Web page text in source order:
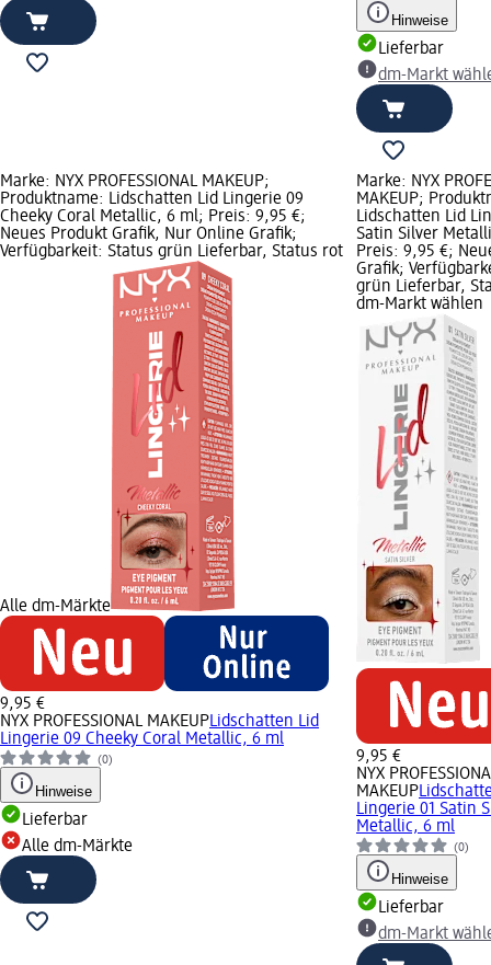
Hinweise
Lieferbar
dm-Markt
Marke: NYX PROFESSIONAL MAKEUP;
Produktname: Lidschatten Lid Lingerie 09
Cheeky Coral Metallic, 6 ml; Preis: 9,95 €;
Neues Produkt Grafik, Nur Online Grafik;
Verfügbarkeit: Status grün Lieferbar, Status rot
Alle dm-Märkte
9,95 €
NYX PROFESSIONAL MAKEUPLidschatten Lid
Lingerie 09 Cheeky Coral Metallic, 6 ml
(0)
Hinweise
Lieferbar
Alle dm-Märkte
Marke: NYX
MAKEUP;
Lidschatten Lid
Satin Silver
Preis: 9,95 €;
Grafik;
grün Lieferbar,
dm-Markt wählen
9,95 €
NYX
MAKEUP
Lingerie 01 Satin
Metallic, 6 ml
(0)
Hinweise
Lieferbar
dm-Markt